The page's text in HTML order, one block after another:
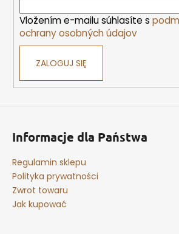
Vložením e-mailu súhlasíte s
ochrany osobných údajov
ZALOGUJ SIĘ
Informacje dla Państwa
Regulamin sklepu
Polityka prywatności
Zwrot towaru
Jak kupować